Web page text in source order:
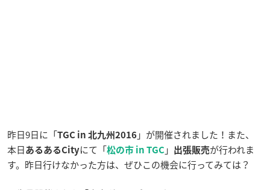
昨日9日に「TGC in 北九州2016 」が開催されました！また、
本日 あるあるCityにて「松の市 in TGC 」 出張販売が行われま
す。昨日行けなかった方は、ぜひこの機会に行ってみては？